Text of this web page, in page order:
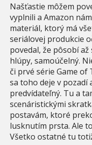
Našťastie môžem
vyplnili a Amazon
materiál, ktorý má
seriálovej produkcie
povedal, že pôsobí
hlúpy, samoúčelný.
či prvé série Game of
sa toho deje v pozadí
predvídateľný. Tu a
scenáristickými
postavám, ktoré
lusknutím prsta. Ale
Všetko ostatné tu